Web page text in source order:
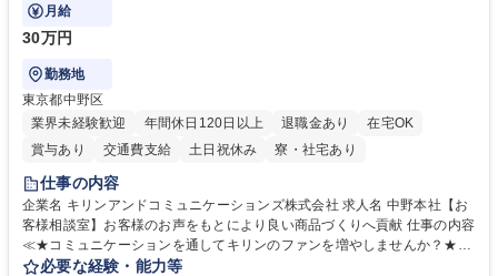
月給
30万円
勤務地
東京都中野区
業界未経験歓迎
年間休日120日以上 退職金あり
在宅OK
賞与あり
交通費支給 土日祝休み 寮・社宅あり
仕事の内容
企業名 キリンアンドコミュニケーションズ株式会社 求人名 中野本社【お
客様相談室】お客様のお声をもとにより良い商品づくりへ貢献 仕事の内容
≪★コミュニケーションを通してキリンのファンを増やしませんか？★≫
お客様のお声をより良い商品づくりに活かしていく上で、窓口となるお客
必要な経験・能力等